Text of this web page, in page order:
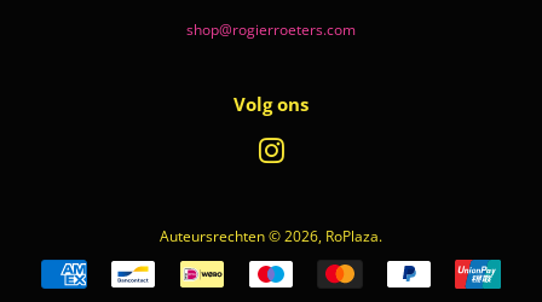
shop@rogierroeters.com
Volg ons
Auteursrechten © 2026, RoPlaza.
Betalingspictogrammen